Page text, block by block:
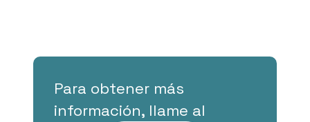
Para obtener más
información, llame al